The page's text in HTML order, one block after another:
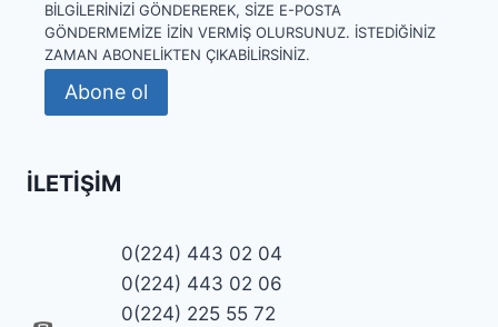
BILGILERINIZI GÖNDEREREK, SIZE E-POSTA
GÖNDERMEMIZE IZIN VERMIŞ OLURSUNUZ. İSTEDIĞINIZ
ZAMAN ABONELIKTEN ÇIKABILIRSINIZ.
Abone ol
İLETIŞIM
0(224) 443 02 04
0(224) 443 02 06
0(224) 225 55 72